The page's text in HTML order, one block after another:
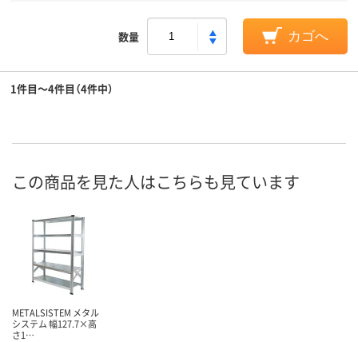
数量 カゴへ
1件目～4件目（4件中）
この商品を見た人はこちらも見ています
METALSISTEM メタル
システム 幅127.7×高
さ1…